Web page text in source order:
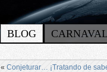
BLOG
« Conjeturar… ¡Tratando de